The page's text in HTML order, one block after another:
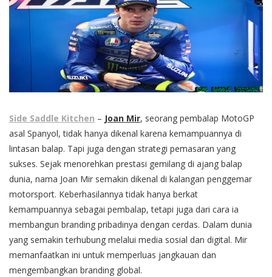
Side Saddle Kitchen – Joan Mir, seorang pembalap MotoGP
asal Spanyol, tidak hanya dikenal karena kemampuannya di
lintasan balap. Tapi juga dengan strategi pemasaran yang
sukses. Sejak menorehkan prestasi gemilang di ajang balap
dunia, nama Joan Mir semakin dikenal di kalangan penggemar
motorsport. Keberhasilannya tidak hanya berkat
kemampuannya sebagai pembalap, tetapi juga dari cara ia
membangun branding pribadinya dengan cerdas. Dalam dunia
yang semakin terhubung melalui media sosial dan digital. Mir
memanfaatkan ini untuk memperluas jangkauan dan
mengembangkan branding global.